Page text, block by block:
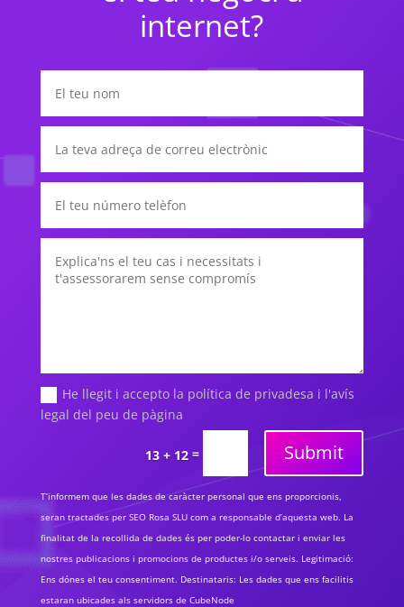
internet?
He llegit i accepto la política de privadesa i l'avís
legal del peu de pàgina
13 + 12 = Submit
T’informem que les dades de caràcter personal que ens proporcionis,
seran tractades per SEO Rosa SLU com a responsable d’aquesta web. La
finalitat de la recollida de dades és per poder-lo contactar i enviar les
nostres publicacions i promocions de productes i/o serveis. Legitimació:
Ens dónes el teu consentiment. Destinataris: Les dades que ens facilitis
estaran ubicades als servidors de CubeNode